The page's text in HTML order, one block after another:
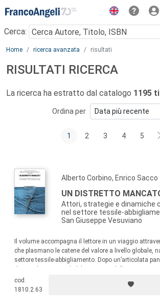
Menu
Cerca:
Main content
Home ricerca avanzata risultati
RISULTATI RICERCA
La ricerca ha estratto dal catalogo 1195
Ordina per
1 2 3 4 5
Alberto Corbino, Enrico Sacco
UN DISTRETTO
Attori, strategie e dinamiche
nel settore tessile-
San Giuseppe Vesuviano
Il volume accompagna il lettore in un viaggio
che plasmano le catene del valore a livello globale,
settore tessile-abbigliamento. Dopo un’articolata
testo presenta i risultati di una ricerca empirica
San Giuseppe Vesuviano, nel cuore del Napoletano.
cod.
1810.2.63